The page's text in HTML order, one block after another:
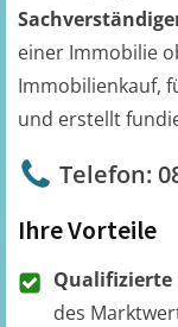
einer Immobilie
Immobilienkauf,
und erstellt
Telefon:
Ihre Vorteile
des